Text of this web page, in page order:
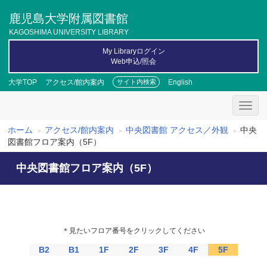
ツ
鹿児島大学附属図書館
KAGOSHIMA UNIVERSITY LIBRARY
大学TOP アクセス/館内案内 サイト内検索 English
My Libraryログイン
Web申込/照会
パ
ン
く
ホーム アクセス/館内案内 中央図書館 アクセス／外観
中央
図書館フロア案内（5F）
中央図書館フロア案内（5F）
＊見たいフロア番号をクリックしてください
B2 B1 1F 2F 3F 4F 5F